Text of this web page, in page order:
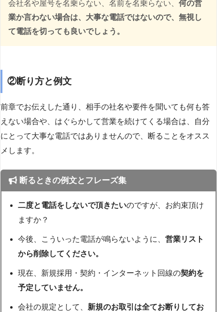
会社名や屋号を名乗らない、名前を名乗らない、 何の営
業か言わない場合は、大事な電話ではないので、無視し
て電話を切っても良いでしょう。
②断り方と例文
前章でお伝えした通り、相手の社名や要件を聞いても何も答
えない場合や、はぐらかして営業を続けてくる場合は、自分
にとって大事な電話ではありませんので、断ることをオスス
メします。
断るときの例文とフレーズ集
二度と電話をしないで頂きたいのですが、お約束頂け
ますか？
今後、こういった電話が鳴らないように、営業リスト
から削除してください。
現在、新規採用・契約・インターネット回線の契約を
予定していません。
会社の規定として、 新規のお取引は全てお断りしてお